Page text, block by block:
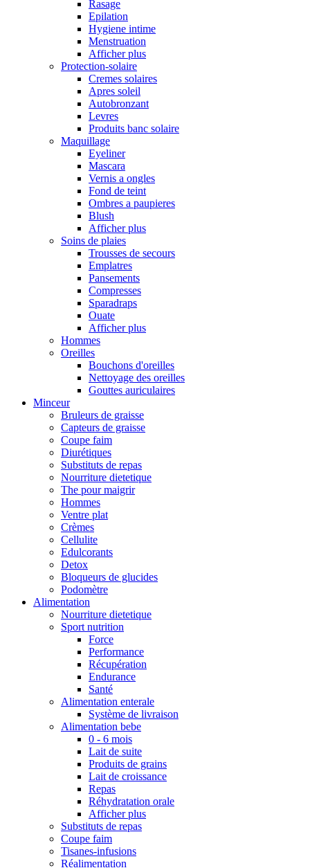
Rasage
Epilation
Hygiene intime
Menstruation
Afficher plus
Protection-solaire
Cremes solaires
Apres soleil
Autobronzant
Levres
Produits banc solaire
Maquillage
Eyeliner
Mascara
Vernis a ongles
Fond de teint
Ombres a paupieres
Blush
Afficher plus
Soins de plaies
Trousses de secours
Emplatres
Pansements
Compresses
Sparadraps
Ouate
Afficher plus
Hommes
Oreilles
Bouchons d'oreilles
Nettoyage des oreilles
Gouttes auriculaires
Minceur
Bruleurs de graisse
Capteurs de graisse
Coupe faim
Diurétiques
Substituts de repas
Nourriture dietetique
The pour maigrir
Hommes
Ventre plat
Crèmes
Cellulite
Edulcorants
Detox
Bloqueurs de glucides
Podomètre
Alimentation
Nourriture dietetique
Sport nutrition
Force
Performance
Récupération
Endurance
Santé
Alimentation enterale
Système de livraison
Alimentation bebe
0 - 6 mois
Lait de suite
Produits de grains
Lait de croissance
Repas
Réhydratation orale
Afficher plus
Substituts de repas
Coupe faim
Tisanes-infusions
Réalimentation